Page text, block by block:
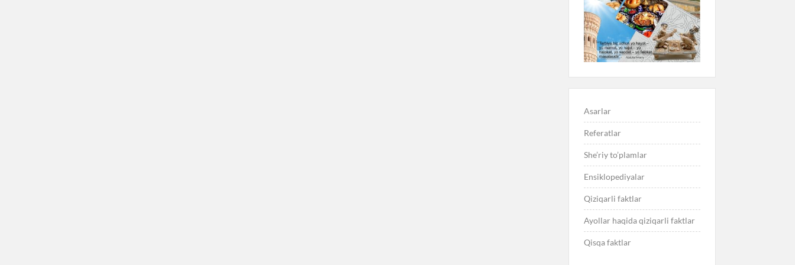
Asarlar
Referatlar
She’riy to’plamlar
Ensiklopediyalar
Qiziqarli faktlar
Ayollar haqida qiziqarli faktlar
Qisqa faktlar